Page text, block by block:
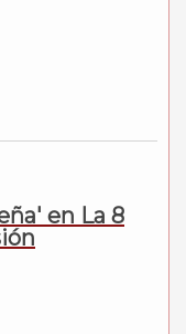
en La 8